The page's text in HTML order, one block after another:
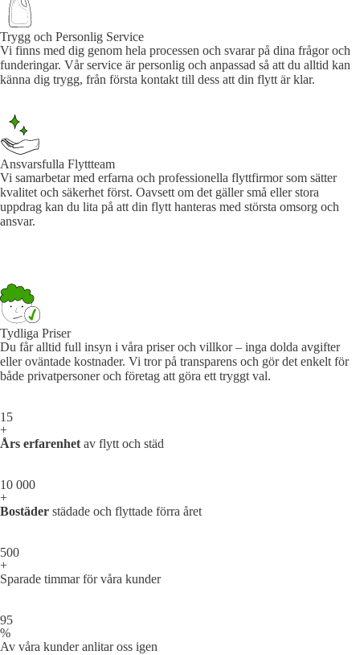
Trygg och Personlig Service
Vi finns med dig genom hela processen och svarar på dina frågor och
funderingar. Vår service är personlig och anpassad så att du alltid kan
känna dig trygg, från första kontakt till dess att din flytt är klar.
Ansvarsfulla Flyttteam
Vi samarbetar med erfarna och professionella flyttfirmor som sätter
kvalitet och säkerhet först. Oavsett om det gäller små eller stora
uppdrag kan du lita på att din flytt hanteras med största omsorg och
ansvar.
Tydliga Priser
Du får alltid full insyn i våra priser och villkor – inga dolda avgifter
eller oväntade kostnader. Vi tror på transparens och gör det enkelt för
både privatpersoner och företag att göra ett tryggt val.
15
+
Års erfarenhet av flytt och städ
10 000
+
Bostäder städade och flyttade förra året
500
+
Sparade timmar för våra kunder
95
%
Av våra kunder anlitar oss igen